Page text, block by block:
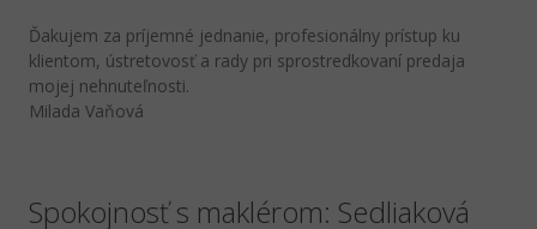
Ďakujem za príjemné jednanie, profesionálny prístup ku
klientom, ústretovosť a rady pri sprostredkovaní predaja
mojej nehnuteľnosti.
Milada Vaňová
Spokojnosť s maklérom: Sedliaková